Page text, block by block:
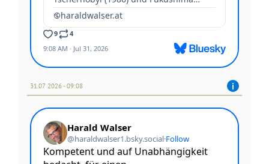
31.07 2026 - 09:08